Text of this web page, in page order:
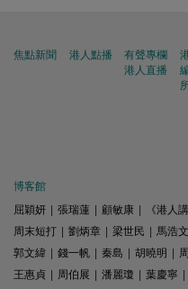
焦點新聞 港人點播
有聲專欄
港人直播
博客館
屈穎妍
張瑞蓮 顧敏康 《港人
周末短打
劉炳章 梁世民 馬浩文
郭文緯
錢一帆 秦島 胡曉明
王惠貞
周伯展 潘麗瓊 葉慶寧